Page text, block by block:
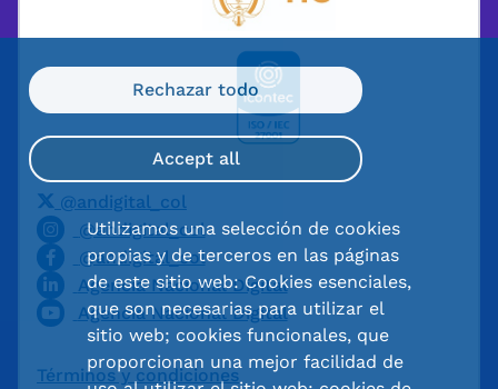
Utilizamos una selección de cookies
propias y de terceros en las páginas
de este sitio web: Cookies esenciales,
que son necesarias para utilizar el
sitio web; cookies funcionales, que
proporcionan una mejor facilidad de
Rechazar todo
Accept all
@andigital_col
@andigital_col
@andigital_col
Agencia Nacional Digital
Agencia Nacional Digital
Términos y condiciones